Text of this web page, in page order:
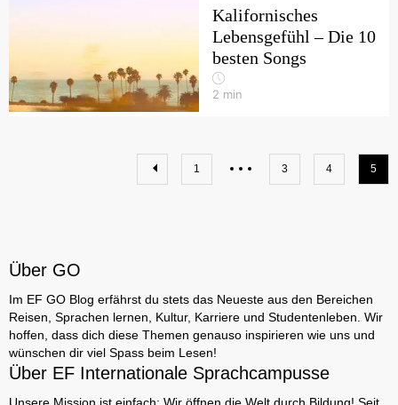
Kalifornisches
Lebensgefühl – Die 10
besten Songs
2 min
1 3 4 5
Über GO
Im EF GO Blog erfährst du stets das Neueste aus den Bereichen
Reisen, Sprachen lernen, Kultur, Karriere und Studentenleben. Wir
hoffen, dass dich diese Themen genauso inspirieren wie uns und
wünschen dir viel Spass beim Lesen!
Über EF Internationale Sprachcampusse